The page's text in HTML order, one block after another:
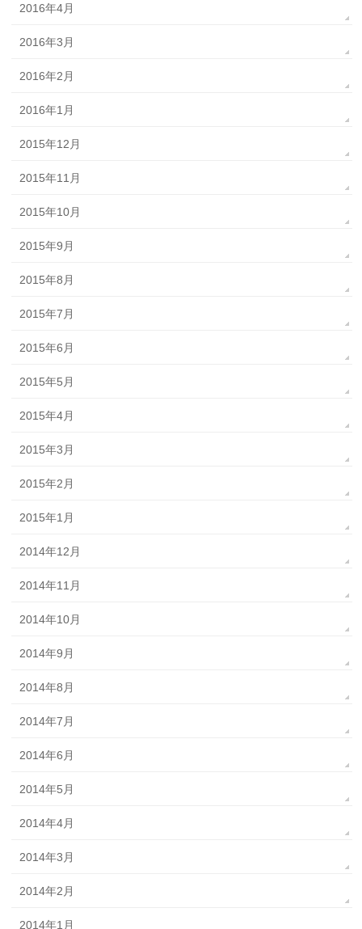
2016年4月
2016年3月
2016年2月
2016年1月
2015年12月
2015年11月
2015年10月
2015年9月
2015年8月
2015年7月
2015年6月
2015年5月
2015年4月
2015年3月
2015年2月
2015年1月
2014年12月
2014年11月
2014年10月
2014年9月
2014年8月
2014年7月
2014年6月
2014年5月
2014年4月
2014年3月
2014年2月
2014年1月